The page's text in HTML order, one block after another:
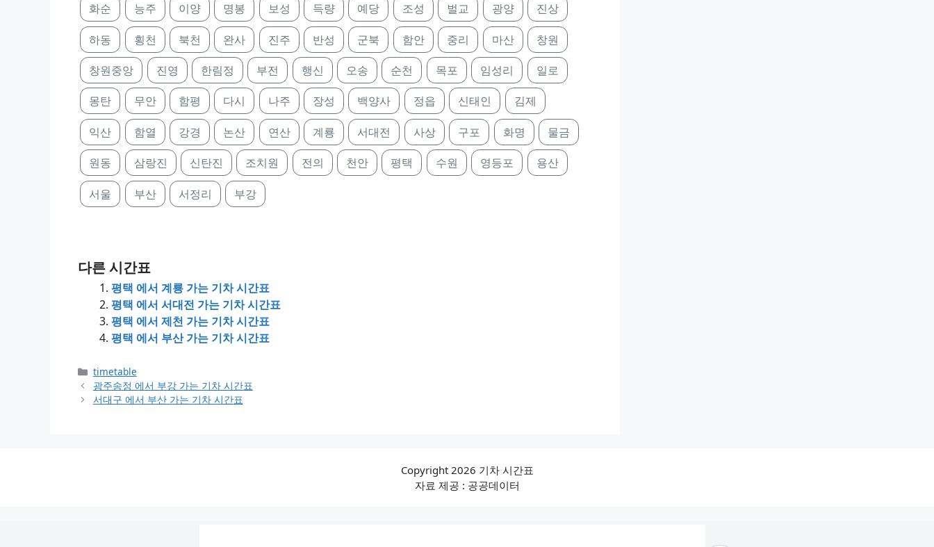
화순 능주 이양 명봉 보성 득량 예당 조성 벌교 광양 진상
하동 횡천 북천 완사 진주 반성 군북 함안 중리 마산 창원
창원중앙 진영 한림정 부전 행신 오송 순천 목포 임성리 일로
몽탄 무안 함평 다시 나주 장성 백양사 정읍 신태인 김제
익산 함열 강경 논산 연산 계룡 서대전 사상 구포 화명 물금
원동 삼랑진 신탄진 조치원 전의 천안 평택 수원 영등포 용산
서울 부산 서정리 부강
다른 시간표
평택 에서 계룡 가는 기차 시간표
평택 에서 서대전 가는 기차 시간표
평택 에서 제천 가는 기차 시간표
평택 에서 부산 가는 기차 시간표
Categories
timetable
광주송정 에서 부강 가는 기차 시간표
서대구 에서 부산 가는 기차 시간표
Copyright 2026 기차 시간표
자료 제공 : 공공데이터